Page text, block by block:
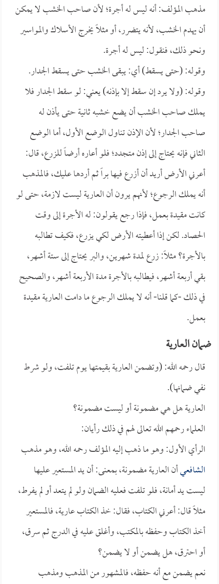
مذهب المؤلف: أنه ليس له أجرة؛ لأن صاحب الخشب لا يمكن
أن يهدم الخشب، لأنه يتضرر، أو مثلاً يخرج الأسلاك والمواسير
ونحو ذلك، فنقول: ليس له أجرة.
وقوله: (حتى يسقط) أي: يبقى الخشب حتى يسقط الجدار.
وقوله: (ولا يرد إن سقط إلا بإذنه) يعني: لو سقط الجدار فلا
يملك صاحب الخشب أن يضع خشبه ثانية حتى يأذن له
صاحب الجدار؛ لأن الإذن تناول الوضع الأول، أما الوضع
الثاني فإنه يحتاج إلى إذن متجدد؛ فلو أعاره أرضاً للزرع، قال:
أعرني الأرض أريد أن أزرع فيها براً ثم أردها عليك، فالمذهب
أنه يملك الرجوع؛ لأنهم يرون أن العارية ليست لازمة، حتى لو
كانت مقيدة بعمل، فإذا رجع يقولون: له الأجرة إلى وقت
الحصاد. لكن إذا أعطيته الأرض لكي يزرع، فكيف تطالبه
بالأجرة؟ مثلاً: زرع لمدة شهرين، والبر يحتاج إلى ستة أشهر،
بقي أربعة أشهر، فيطالبه بالأجرة مدة الأربعة أشهر، والصحيح
في ذلك -كما قلنا- أنه لا يملك الرجوع ما دامت العارية مقيدة
بعمل.
ضمان العارية
قال رحمه الله: (وتضمن العارية بقيمتها يوم تلفت، ولو شرط
نفي ضمانها).
العارية هل هي مضمونة أو ليست مضمونة؟
العلماء رحمهم الله تعالى لهم في ذلك رأيان:
الرأي الأول: وهو ما ذهب إليه المؤلف رحمه الله، وهو مذهب
الشافعيأن العارية مضمونة، بمعنى: أن يد المستعير عليها
ليست يد أمانة، فلو تلفت فعليه الضمان ولو لم يتعد أو لم يفرط،
مثلاً قال: أعرني الكتاب، فقال: خذ الكتاب عارية، فالمستعير
أخذ الكتاب وحفظه بالمكتب، وأغلق عليه في الدرج ثم سرق،
أو احترق، هل يضمن أو لا يضمن؟
نعم يضمن مع أنه حفظه، فالمشهور من المذهب ومذهب